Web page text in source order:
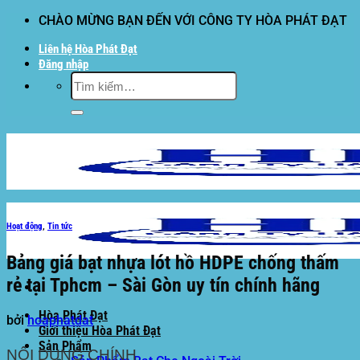
dung
CHÀO MỪNG BẠN ĐẾN VỚI CÔNG TY HÒA PHÁT ĐẠT
Liên hệ Hòa Phát Đạt
Đăng nhập
Tìm
kiếm:
Hòa Phát Đạt
Giới thiệu Hòa Phát Đạt
Sản Phẩm
Hoạt động, Tin tức
Bảng giá bạt nhựa lót hồ HDPE chống thấm
rẻ tại Tphcm – Sài Gòn uy tín chính hãng
bởihoaphatdat
NỘI DUNG CHÍNH